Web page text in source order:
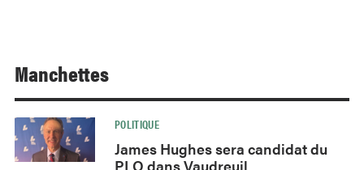
Manchettes
POLITIQUE
James Hughes sera candidat du
PLQ dans Vaudreuil